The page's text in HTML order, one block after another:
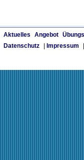
Aktuelles Angebot
Datenschutz
Impressum